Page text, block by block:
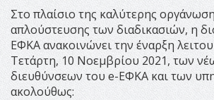
Στο πλαίσιο της καλύτερης
απλούστευσης των διαδικασιών, η
ΕΦΚΑ ανακοινώνει την έναρξη
Τετάρτη, 10 Νοεμβρίου 2021, των
διευθύνσεων του e-ΕΦΚΑ και των
ακολούθως: